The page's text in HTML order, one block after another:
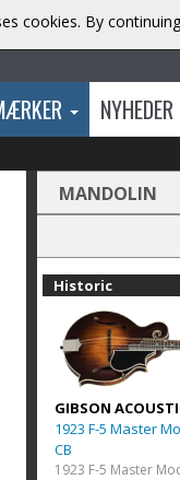
NYHEDER
MANDOLIN
Historic
GIBSON
1923 F-5 Master
CB
cookies. By